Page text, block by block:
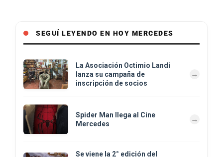
SEGUÍ LEYENDO EN HOY MERCEDES
La Asociación Octimio Landi
lanza su campaña de
inscripción de socios
Spider Man llega al Cine
Mercedes
Se viene la 2° edición del